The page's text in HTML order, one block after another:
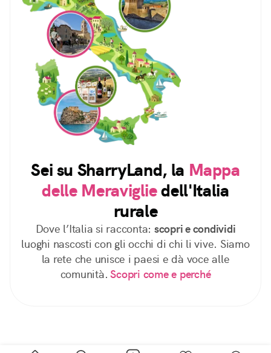
Sei su SharryLand, la Mappa
delle Meravigliedell'Italia
rurale
Dove l’Italia si racconta: scopri e condividi
luoghi nascosti con gli occhi di chi li vive. Siamo
la rete che unisce i paesi e dà voce alle
comunità. Scopri come e perché